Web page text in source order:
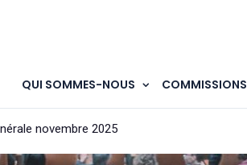
QUI SOMMES-NOUS COMMISSIONS
novembre 2025